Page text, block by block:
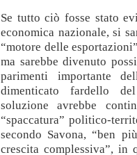
Se tutto ciò fosse stato
economica nazionale, si
“motore delle
ma sarebbe divenuto
parimenti importante
dimenticato fardello
soluzione avrebbe
“spaccatura” politico-
secondo Savona, “ben
crescita complessiva”, in